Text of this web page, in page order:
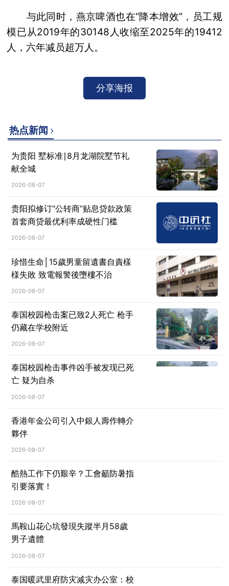
与此同时，燕京啤酒也在“降本增效”，员工规
模已从2019年的30148人收缩至2025年的19412
人，六年减员超万人。
分享海报
热点新闻
为贵阳 墅标准∣8月龙湖院墅节礼
献全城
2026-08-07
贵阳拟修订“公转商”贴息贷款政策
首套商贷最优利率成硬性门槛
2026-08-07
珍惜生命│15歲男童留遺書自責樣
様失敗 致電報警後墮樓不治
2026-08-07
泰国校园枪击案已致2人死亡 枪手
仍藏在学校附近
2026-08-07
泰国校园枪击事件凶手被发现已死
亡 疑为自杀
2026-08-07
香港年金公司引入中銀人壽作轉介
夥伴
2026-08-07
酷熱工作下仍艱辛？工會籲防暑指
引要落實！
2026-08-07
馬鞍山花心坑發現失蹤半月58歲
男子遺體
2026-08-07
泰国暖武里府防灾减灾办公室：校